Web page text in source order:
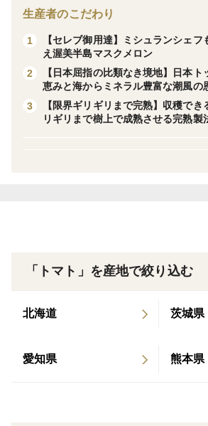
知る人ぞ知る“幻の赤い宝石”。切っ
るプレミアムトマト【潮風サンドパル
サンドパルは、ただのトマトではあ
同時に広がる。
皿”のような仕上がりに。
見違える
生産者のこだわり
1
【セレブ御用達】ミシュランシェ
え渥美半島マスクメロン
2
【日本屈指の比類なき境地】日本
恵みと海からミネラル豊富な潮風の
3
【限界ギリギリまで完熟】収穫で
リギリまで樹上で成熟させる完熟製
「トマト」を産地で絞り込む
北海道 茨城県
愛知県 熊本県